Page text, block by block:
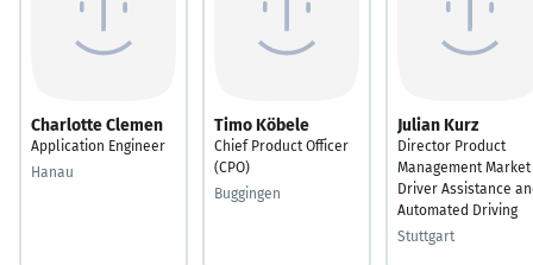
Charlotte Clemen
Application Engineer
Hanau
Timo Köbele
Chief Product Officer
(CPO)
Buggingen
Julian Kurz
Director Product
Management Market
Driver Assistance
Automated Driving
Stuttgart